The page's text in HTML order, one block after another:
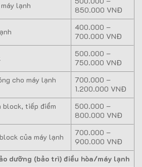
lạnh
850.000 VNĐ
400.000 –
700.000 VNĐ
500.000 –
750.000 VNĐ
cho máy lạnh
700.000 –
1.200.000 VNĐ
block, tiếp điểm
500.000 –
800.000 VNĐ
của máy lạnh
700.000 –
900.000 VNĐ
dưỡng (bảo trì) điều hòa/máy lạnh